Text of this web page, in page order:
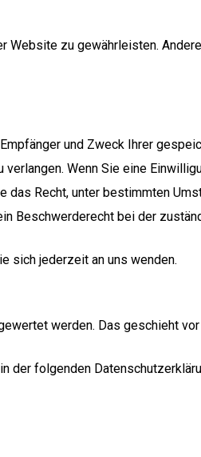
zu gewährleisten.
und Zweck Ihrer
Wenn Sie eine
Recht, unter bestimmten
Beschwerderecht bei der
sich jederzeit an uns wenden.
werden. Das geschieht
der folgenden